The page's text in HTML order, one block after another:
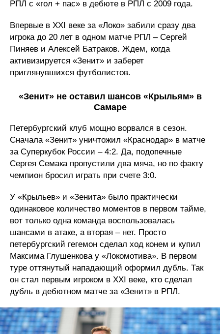
РПЛ с «гол + пас» в дебюте в РПЛ с 2009 года.
Впервые в XXI веке за «Локо» забили сразу два
игрока до 20 лет в одном матче РПЛ – Сергей
Пиняев и Алексей Батраков. Ждем, когда
активизируется «Зенит» и заберет
приглянувшихся футболистов.
«Зенит» не оставил шансов «Крыльям» в
Самаре
Петербургский клуб мощно ворвался в сезон.
Сначала «Зенит» уничтожил «Краснодар» в матче
за Суперкубок России – 4:2. Да, подопечные
Сергея Семака пропустили два мяча, но по факту
чемпион бросил играть при счете 3:0.
У «Крыльев» и «Зенита» было практически
одинаковое количество моментов в первом тайме,
вот только одна команда воспользовалась
шансами в атаке, а вторая – нет. Просто
петербургский гегемон сделал ход конем и купил
Максима Глушенкова у «Локомотива». В первом
туре оттянутый нападающий оформил дубль. Так
он стал первым игроком в XXI веке, кто сделал
дубль в дебютном матче за «Зенит» в РПЛ.